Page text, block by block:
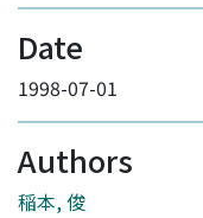
Date
1998-07-01
Authors
稲本, 俊